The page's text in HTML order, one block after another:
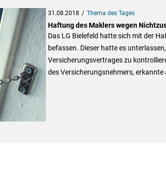
31.08.2018 Thema des Tages
Haftung des Maklers wegen
Das LG Bielefeld hatte sich mit der
befassen. Dieser hatte es
Versicherungsvertrages zu
des Versicherungsnehmers,